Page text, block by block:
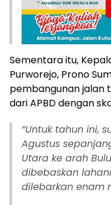
Sementara itu,
Purworejo, Prono
pembangunan jalan
dari APBD dengan
“Untuk tahun ini,
Agustus
Utara ke arah
dibebaskan
dilebarkan enam